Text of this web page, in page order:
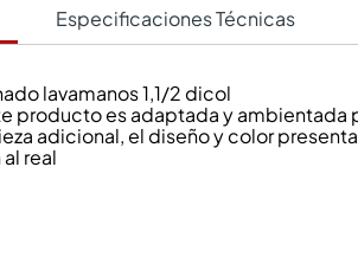
Especificaciones Técnicas
lavamanos 1,1/2 dicol
producto es adaptada y ambientada
adicional, el diseño y color
real